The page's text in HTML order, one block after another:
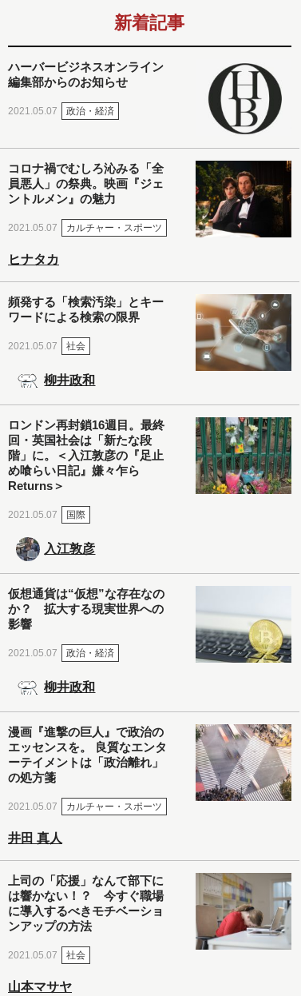
新着記事
ハーバービジネスオンライン
編集部からのお知らせ
2021.05.07 政治・経済
コロナ禍でむしろ沁みる「全
員悪人」の祭典。映画『ジェ
ントルメン』の魅力
2021.05.07 カルチャー・スポーツ
ヒナタカ
頻発する「検索汚染」とキー
ワードによる検索の限界
2021.05.07 社会
柳井政和
ロンドン再封鎖16週目。最終
回・英国社会は「新たな段
階」に。＜入江敦彦の『足止
め喰らい日記』嫌々乍ら
Returns＞
2021.05.07 国際
入江敦彦
仮想通貨は“仮想”な存在なの
か？ 拡大する現実世界への
影響
2021.05.07 政治・経済
柳井政和
漫画『進撃の巨人』で政治の
エッセンスを。 良質なエンタ
ーテイメントは「政治離れ」
の処方箋
2021.05.07 カルチャー・スポーツ
井田 真人
上司の「応援」なんて部下に
は響かない！？ 今すぐ職場
に導入するべきモチベーショ
ンアップの方法
2021.05.07 社会
山本マサヤ